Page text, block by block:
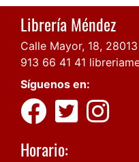
Librería Méndez
Calle Mayor, 18,
913 66 41 41
Síguenos en:
Horario: